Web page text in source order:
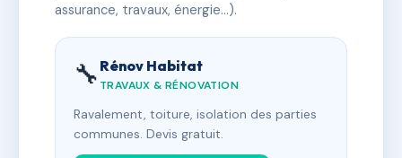
assurance, travaux, énergie…).
🔧 Rénov Habitat
TRAVAUX & RÉNOVATION
Ravalement, toiture, isolation des parties
communes. Devis gratuit.